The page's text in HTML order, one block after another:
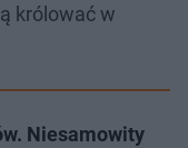
królować w
Niesamowity